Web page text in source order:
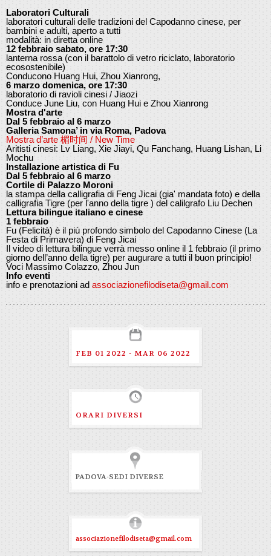
Laboratori Culturali
laboratori culturali delle tradizioni del Capodanno cinese, per
bambini e adulti, aperto a tutti
modalità: in diretta online
12 febbraio sabato, ore 17:30
lanterna rossa (con il barattolo di vetro riciclato, laboratorio
ecosostenibile)
Conducono Huang Hui, Zhou Xianrong,
6 marzo domenica, ore 17:30
laboratorio di ravioli cinesi / Jiaozi
Conduce June Liu, con Huang Hui e Zhou Xianrong
Mostra d'arte
Dal 5 febbraio al 6 marzo
Galleria Samona’ in via Roma, Padova
Mostra d’arte 楣时间 / New Time
Aritisti cinesi: Lv Liang, Xie Jiayi, Qu Fanchang, Huang Lishan, Li
Mochu
Installazione artistica di Fu
Dal 5 febbraio al 6 marzo
Cortile di Palazzo Moroni
la stampa della calligrafia di Feng Jicai (gia' mandata foto) e della
calligrafia Tigre (per l'anno della tigre ) del calilgrafo Liu Dechen
Lettura bilingue italiano e cinese
1 febbraio
Fu (Felicità) è il più profondo simbolo del Capodanno Cinese (La
Festa di Primavera) di Feng Jicai
Il video di lettura bilingue verrà messo online il 1 febbraio (il primo
giorno dell’anno della tigre) per augurare a tutti il buon principio!
Voci Massimo Colazzo, Zhou Jun
Info eventi
info e prenotazioni ad associazionefilodiseta@gmail.com
FEB 01 2022 - MAR 06 2022
ORARI DIVERSI
PADOVA-SEDI DIVERSE
associazionefilodiseta@gmail.com